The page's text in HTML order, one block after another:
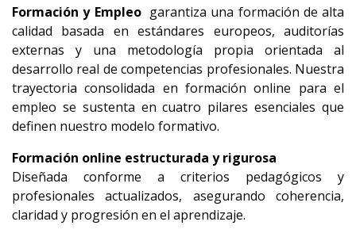
Formación y Empleo garantiza una formación de alta
calidad basada en estándares europeos, auditorías
externas y una metodología propia orientada al
desarrollo real de competencias profesionales. Nuestra
trayectoria consolidada en formación online para el
empleo se sustenta en cuatro pilares esenciales que
definen nuestro modelo formativo.
Formación online estructurada y rigurosa
Diseñada conforme a criterios pedagógicos y
profesionales actualizados, asegurando coherencia,
claridad y progresión en el aprendizaje.